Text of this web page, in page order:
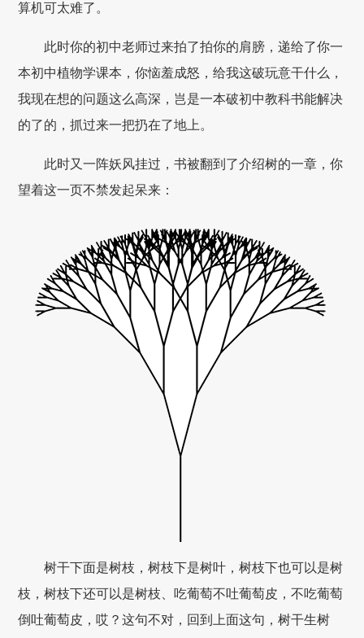
算机可太难了。
此时你的初中老师过来拍了拍你的肩膀，递给了你一
本初中植物学课本，你恼羞成怒，给我这破玩意干什么，
我现在想的问题这么高深，岂是一本破初中教科书能解决
的了的，抓过来一把扔在了地上。
此时又一阵妖风挂过，书被翻到了介绍树的一章，你
望着这一页不禁发起呆来：
树干下面是树枝，树枝下是树叶，树枝下也可以是树
枝，树枝下还可以是树枝、吃葡萄不吐葡萄皮，不吃葡萄
倒吐葡萄皮，哎？这句不对，回到上面这句，树干生树